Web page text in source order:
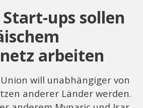
ups sollen
arbeiten
will unabhängiger von
anderer Länder werden.